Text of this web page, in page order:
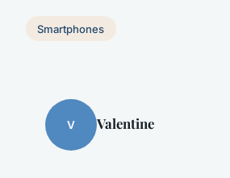
Smartphones
V Valentine